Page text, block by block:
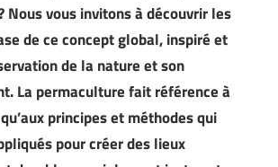
Nous vous invitons à découvrir les
de ce concept global, inspiré et
de la nature et son
La permaculture fait référence à
principes et méthodes qui
pour créer des lieux